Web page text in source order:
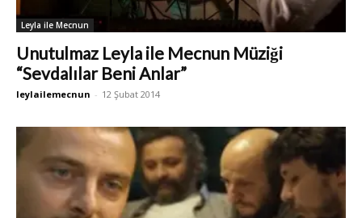
Leyla ile Mecnun
Unutulmaz Leyla ile Mecnun Müziği
“Sevdalılar Beni Anlar”
leylailemecnun - 12 Şubat 2014